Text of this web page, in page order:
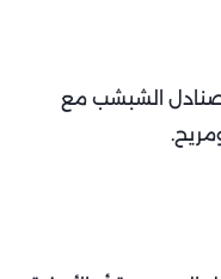
الشبشب مع